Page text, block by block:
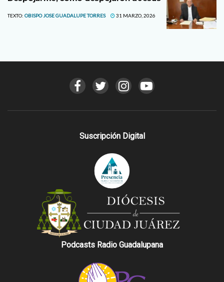
TEXTO: OBISPO JOSE GUADALUPE TORRES 31 MARZO, 2026
Suscripción Digital
Podcasts Radio Guadalupana